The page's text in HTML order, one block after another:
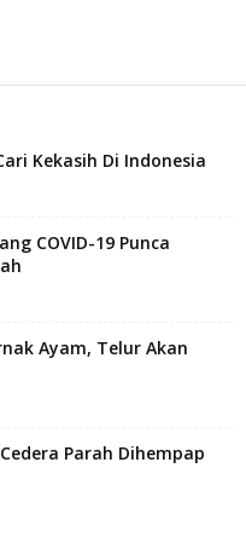
Kekasih Di Indonesia
COVID-19 Punca
Ayam, Telur Akan
Parah Dihempap